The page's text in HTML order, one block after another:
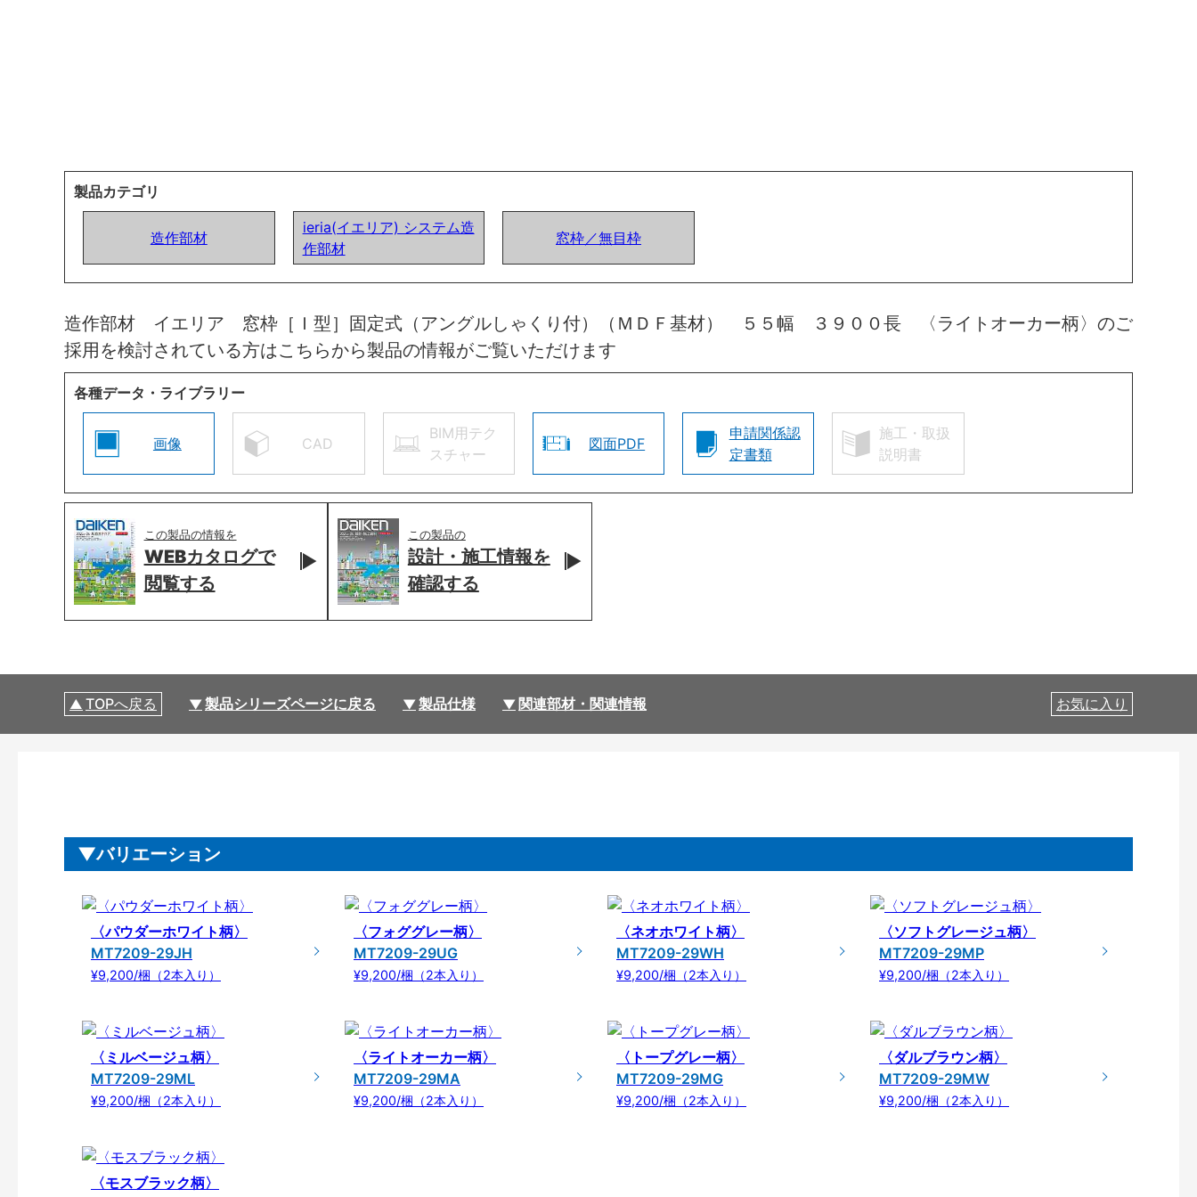
製品カテゴリ
造作部材
ieria(イエリア) システム造
作部材
窓枠／無目枠
造作部材 イエリア 窓枠［Ｉ型］固定式（アングルしゃくり付）（ＭＤＦ基材） ５５幅 ３９００長 〈ライトオーカー柄〉のご
採用を検討されている方はこちらから製品の情報がご覧いただけます
各種データ・ライブラリー
画像 CAD
BIM用テク
スチャー
図面PDF
申請関係認
定書類
施工・取扱
説明書
この製品の情報を
WEBカタログで
閲覧する
この製品の
設計・施工情報を
確認する
TOPへ戻る 製品シリーズページに戻る 製品仕様 関連部材・関連情報 お気に入り
バリエーション
〈パウダーホワイト柄〉
MT7209-29JH
¥9,200/梱（2本入り）
〈フォググレー柄〉
MT7209-29UG
¥9,200/梱（2本入り）
〈ネオホワイト柄〉
MT7209-29WH
¥9,200/梱（2本入り）
〈ソフトグレージュ柄〉
MT7209-29MP
¥9,200/梱（2本入り）
〈ミルベージュ柄〉
MT7209-29ML
¥9,200/梱（2本入り）
〈ライトオーカー柄〉
MT7209-29MA
¥9,200/梱（2本入り）
〈トープグレー柄〉
MT7209-29MG
¥9,200/梱（2本入り）
〈ダルブラウン柄〉
MT7209-29MW
¥9,200/梱（2本入り）
〈モスブラック柄〉